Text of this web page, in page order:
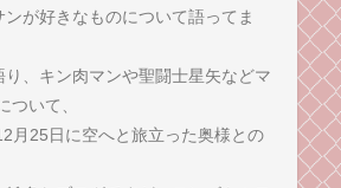
が好きなものについて語ってま
、キン肉マンや聖闘士星矢などマ
ついて、
月25日に空へと旅立った奥様との